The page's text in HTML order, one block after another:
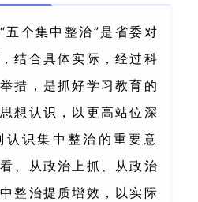
五个集中整治”是省委对
结合具体实际，经过科
措， 是抓好学习教育的
想认识，以更高站位深
认识集中整治的重要意
、从政治上抓、从政治
整治提质增效，以实际